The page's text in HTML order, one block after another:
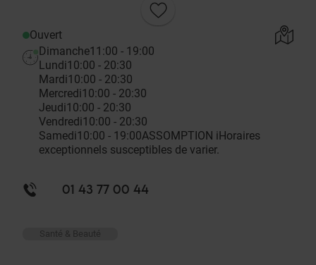
Ouvert
Dimanche11:00 - 19:00
Lundi10:00 - 20:30
Mardi10:00 - 20:30
Mercredi10:00 - 20:30
Jeudi10:00 - 20:30
Vendredi10:00 - 20:30
Samedi10:00 - 19:00ASSOMPTION i Horaires
exceptionnels susceptibles de varier.
01 43 77 00 44
Santé & Beauté